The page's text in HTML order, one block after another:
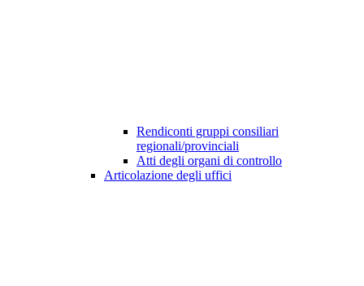
Rendiconti gruppi consiliari
regionali/provinciali
Atti degli organi di controllo
Articolazione degli uffici